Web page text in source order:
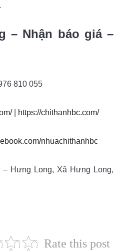
– Nhận báo giá –
810 055
| https://chithanhbc.com/
nhuachithanhbc
– Hưng Long, Xã Hưng Long,
Rate this post